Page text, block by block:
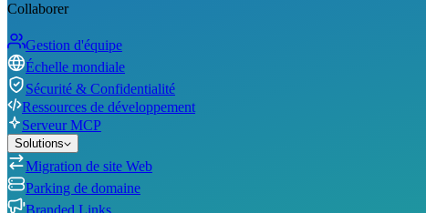
Collaborer
Gestion d'équipe
Échelle mondiale
Sécurité & Confidentialité
Ressources de développement
Serveur MCP
Solutions
Migration de site Web
Parking de domaine